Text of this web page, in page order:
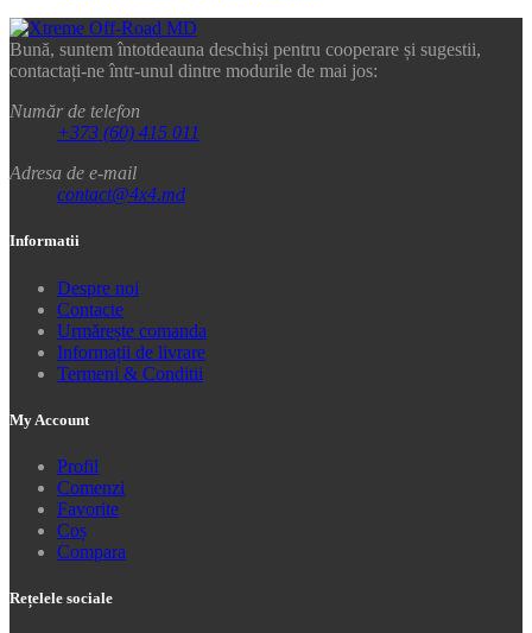
Bună, suntem întotdeauna deschiși pentru cooperare și sugestii,
contactați-ne într-unul dintre modurile de mai jos:
Număr de telefon
+373 (60) 415 011
Adresa de e-mail
contact@4x4.md
Informatii
Despre noi
Contacte
Urmărește comanda
Informații de livrare
Termeni & Conditii
My Account
Profil
Comenzi
Favorite
Coș
Compara
Rețelele sociale